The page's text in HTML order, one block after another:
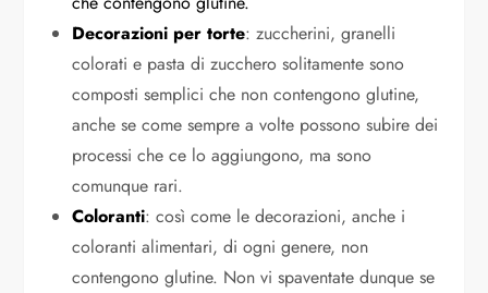
Decorazioni per torte: zuccherini, granelli
colorati e pasta di zucchero solitamente sono
composti semplici che non contengono glutine,
anche se come sempre a volte possono subire dei
processi che ce lo aggiungono, ma sono
comunque rari.
Coloranti: così come le decorazioni, anche i
coloranti alimentari, di ogni genere, non
contengono glutine. Non vi spaventate dunque se